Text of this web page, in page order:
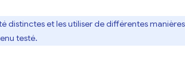
distinctes et les utiliser de différentes
testé.